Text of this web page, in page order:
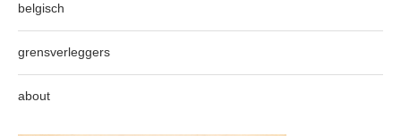
belgisch
grensverleggers
about